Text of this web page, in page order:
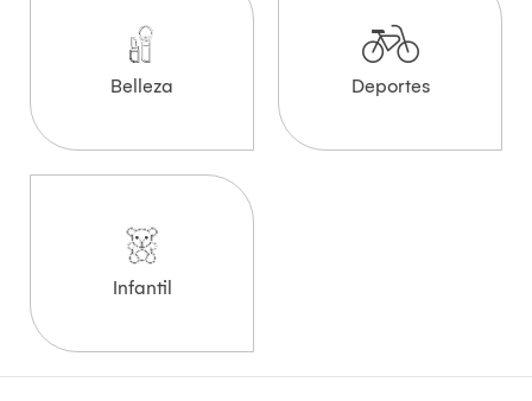
Belleza Deportes
Infantil